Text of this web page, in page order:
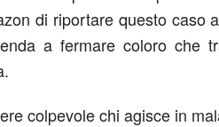
di riportare questo caso
a fermare coloro che
colpevole chi agisce in